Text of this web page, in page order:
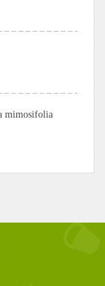
mimosifolia